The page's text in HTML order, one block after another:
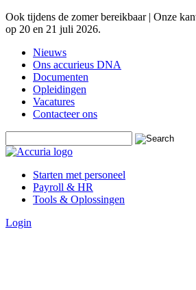
Ook tijdens de zomer bereikbaar | Onze
op 20 en 21 juli 2026.
Nieuws
Ons accurieus DNA
Documenten
Opleidingen
Vacatures
Contacteer ons
Starten met personeel
Payroll & HR
Tools & Oplossingen
Login